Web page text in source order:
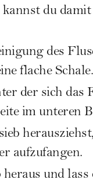
du
des
flache Schale.
der sich das
im unteren
aufzufangen.
und